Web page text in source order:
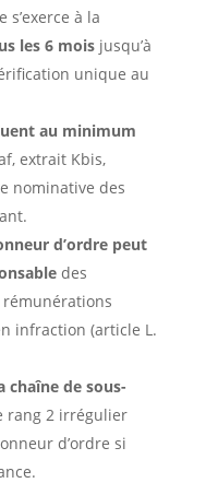
s’exerce à la
les 6 moisjusqu’à
unique au
au minimum
extrait Kbis,
nominative des
d’ordre peut
des
infraction (article L.
chaîne de sous-
rang 2 irrégulier
d’ordre si